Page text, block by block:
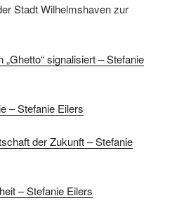
Stadt Wilhelmshaven zur
signalisiert – Stefanie
– Stefanie Eilers
der Zukunft – Stefanie
– Stefanie Eilers